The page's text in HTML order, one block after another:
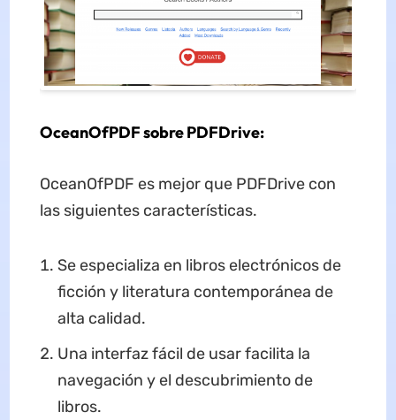
OceanOfPDF sobre PDFDrive:
OceanOfPDF es mejor que PDFDrive con
las siguientes características.
Se especializa en libros electrónicos de
ficción y literatura contemporánea de
alta calidad.
Una interfaz fácil de usar facilita la
navegación y el descubrimiento de
libros.